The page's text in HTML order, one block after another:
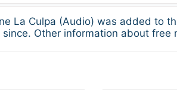
La Culpa (Audio) was added to
Other information about free